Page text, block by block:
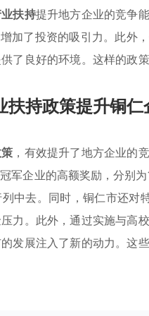
扶持提升地方企业的竞争
加了投资的吸引力。此外
了良好的环境。这样的政
扶持政策提升铜
，有效提升了地方企业的
军企业的高额奖励，分别
中去。同时，铜仁市还对
力。此外，通过实施与高
发展注入了新的动力。这